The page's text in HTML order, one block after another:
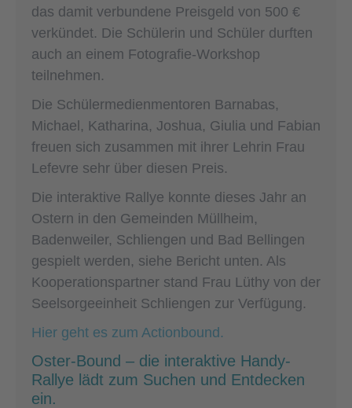
das damit verbundene Preisgeld von 500 €
verkündet. Die Schülerin und Schüler durften
auch an einem Fotografie-Workshop
teilnehmen.
Die Schülermedienmentoren Barnabas,
Michael, Katharina, Joshua, Giulia und Fabian
freuen sich zusammen mit ihrer Lehrin Frau
Lefevre sehr über diesen Preis.
Die interaktive Rallye konnte dieses Jahr an
Ostern in den Gemeinden Müllheim,
Badenweiler, Schliengen und Bad Bellingen
gespielt werden, siehe Bericht unten. Als
Kooperationspartner stand Frau Lüthy von der
Seelsorgeeinheit Schliengen zur Verfügung.
Hier geht es zum Actionbound.
Oster-Bound – die interaktive Handy-
Rallye lädt zum Suchen und Entdecken
ein.